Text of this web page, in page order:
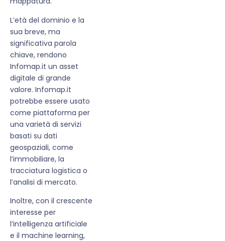
L’età del dominio e la
sua breve, ma
significativa parola
chiave, rendono
Infomap.it un asset
digitale di grande
valore. Infomap.it
potrebbe essere usato
come piattaforma per
una varietà di servizi
basati su dati
geospaziali, come
l’immobiliare, la
tracciatura logistica o
l’analisi di mercato.
Inoltre, con il crescente
interesse per
l’intelligenza artificiale
e il machine learning,